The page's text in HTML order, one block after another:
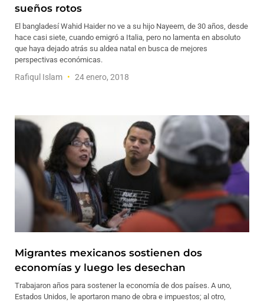
sueños rotos
El bangladesí Wahid Haider no ve a su hijo Nayeem, de 30 años, desde
hace casi siete, cuando emigró a Italia, pero no lamenta en absoluto
que haya dejado atrás su aldea natal en busca de mejores
perspectivas económicas.
Rafiqul Islam 24 enero, 2018
Migrantes mexicanos sostienen dos
economías y luego les desechan
Trabajaron años para sostener la economía de dos países. A uno,
Estados Unidos, le aportaron mano de obra e impuestos; al otro,